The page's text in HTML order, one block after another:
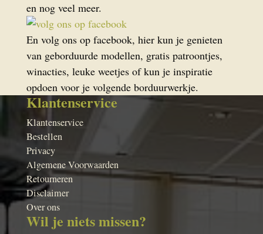
en nog veel meer.
En volg ons op facebook, hier kun je genieten
van geborduurde modellen, gratis patroontjes,
winacties, leuke weetjes of kun je inspiratie
opdoen voor je volgende borduurwerkje.
Klantenservice
Klantenservice
Bestellen
Privacy
Algemene Voorwaarden
Retourneren
Disclaimer
Over ons
Wil je niets missen?